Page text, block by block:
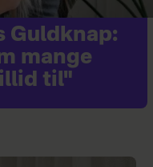
Guldknap:
mange
til"